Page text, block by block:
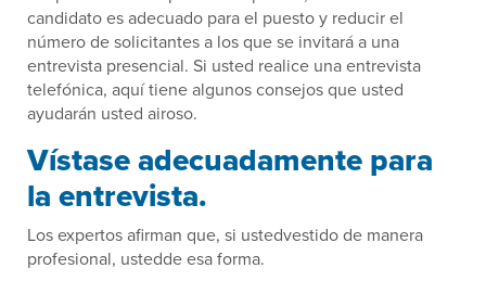
candidato es adecuado para el puesto y reducir el
número de solicitantes a los que se invitará a una
entrevista presencial. Si usted realice una entrevista
telefónica, aquí tiene algunos consejos que usted
ayudarán usted airoso.
Vístase adecuadamente para
la entrevista.
Los expertos afirman que, si ustedvestido de manera
profesional, ustedde esa forma.